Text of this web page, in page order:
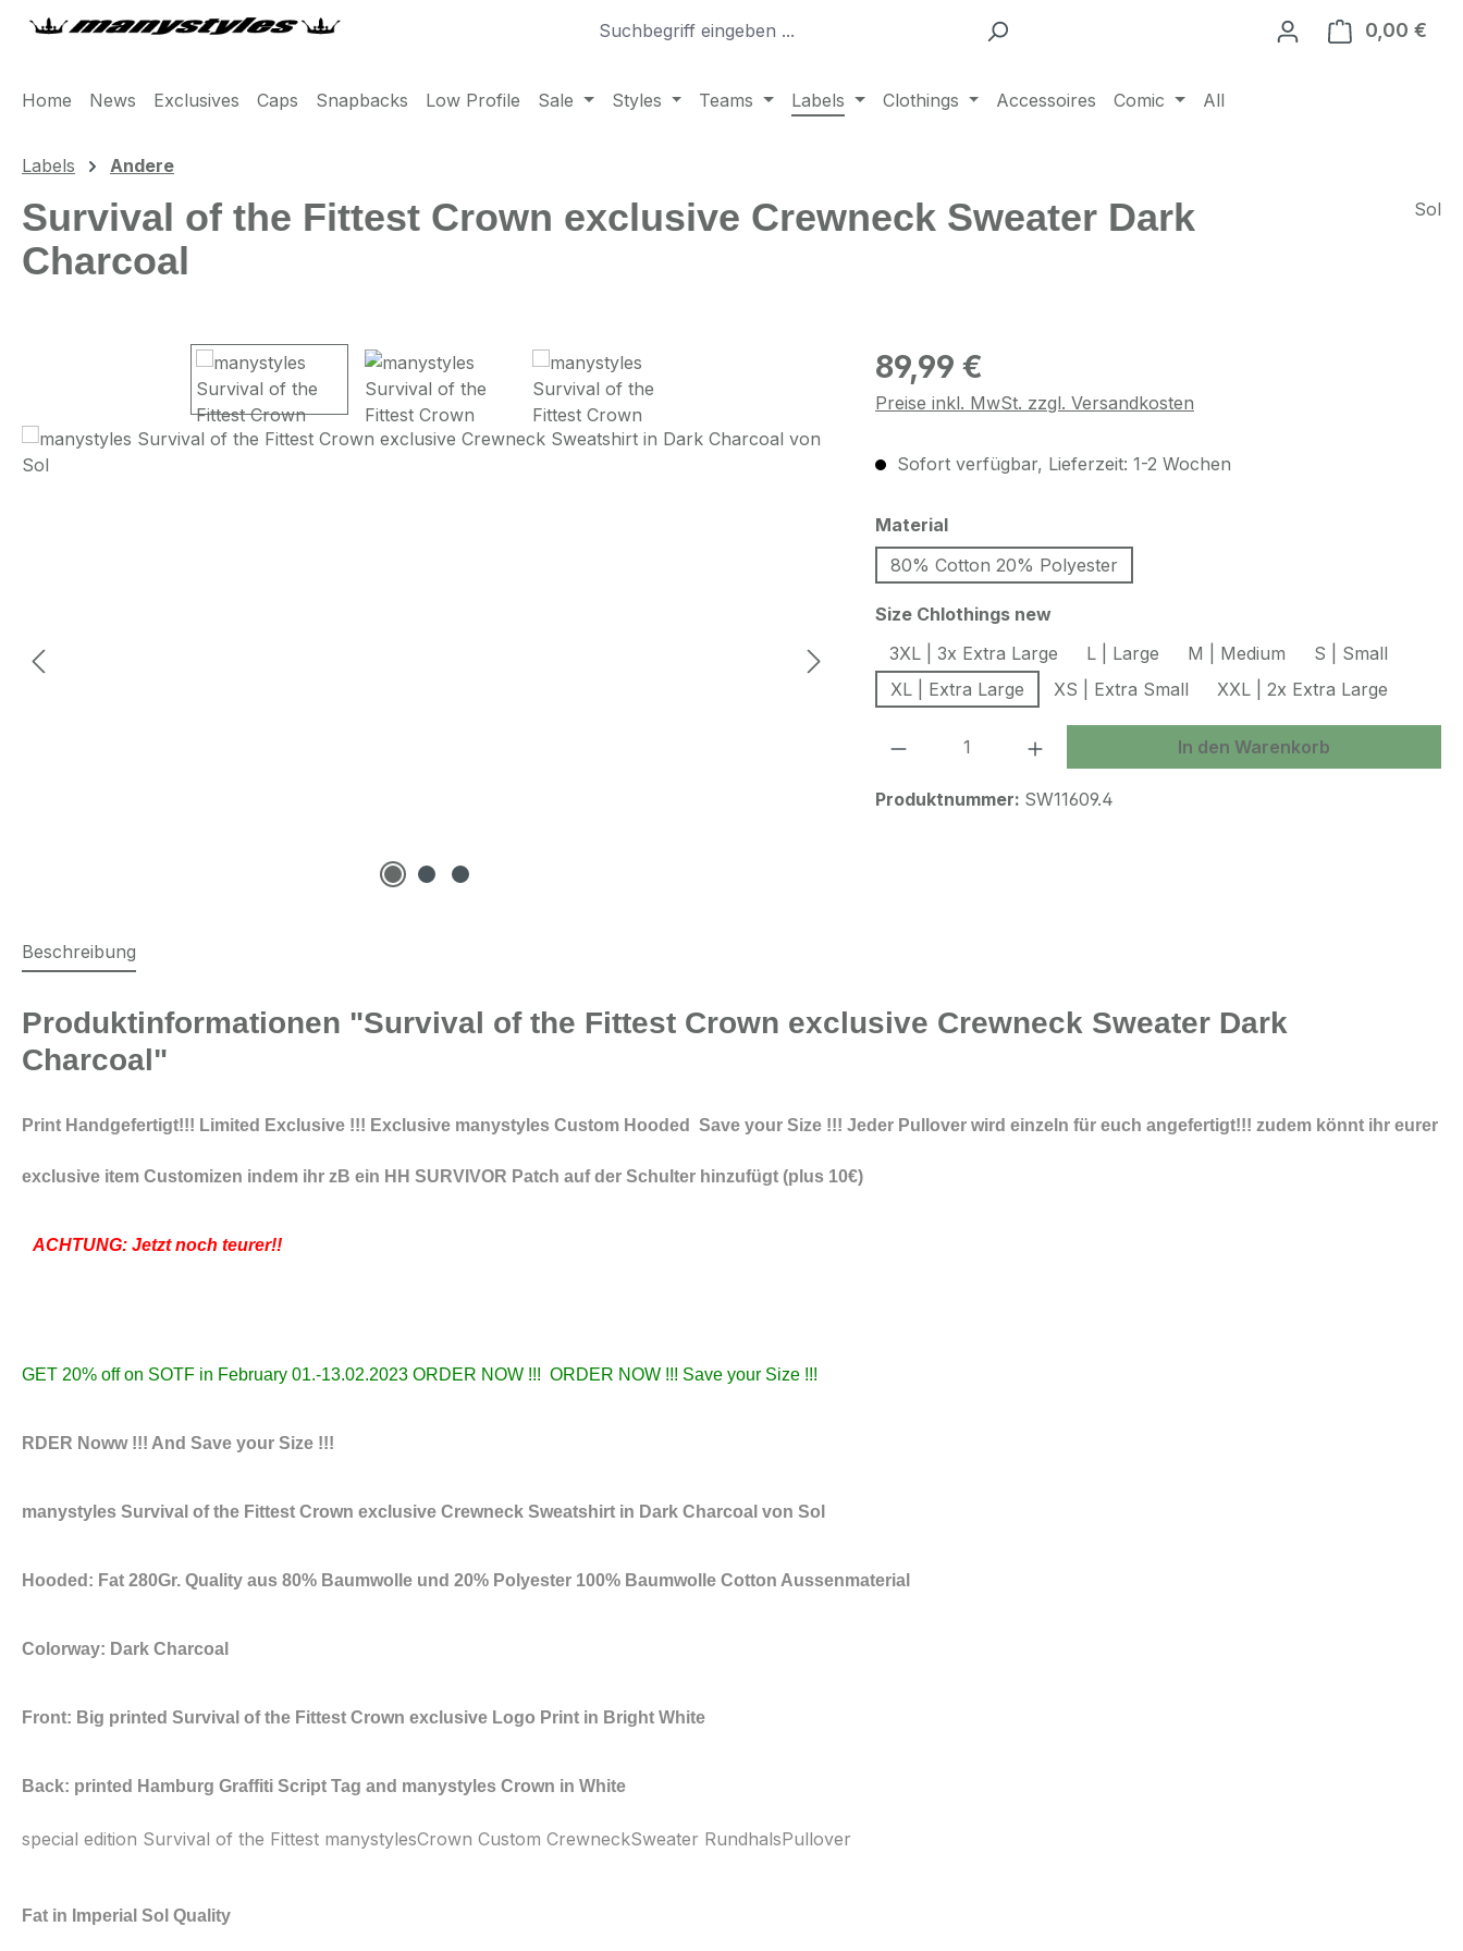
Hauptinhalt springen
Zur Suche springen
Zur Hauptnavigation springen 0,00 €
Home News Exclusives Caps Snapbacks Low Profile Sale Styles Teams Labels Clothings Accessoires Comic All
Labels Andere
Survival of the Fittest Crown exclusive Crewneck Sweater Dark
Charcoal
Sol
Bildergalerie überspringen Regulärer Preis:
89,99 €
Preise inkl. MwSt. zzgl. Versandkosten
Sofort verfügbar, Lieferzeit: 1-2 Wochen
Materialauswählen
80% Cotton 20% Polyester
Size Chlothings newauswählen
3XL | 3x Extra Large
L | Large M | Medium
S | Small
XL | Extra Large
XS | Extra Small XXL | 2x Extra Large
Produkt Anzahl: Gib den gewünschten Wert
In den Warenkorb
Produktnummer: SW11609.4
Beschreibung
Produktinformationen "Survival of the Fittest Crown exclusive Crewneck Sweater Dark
Charcoal"
Print Handgefertigt!!! Limited Exclusive !!! Exclusive manystyles Custom Hooded Save your Size !!! Jeder Pullover wird einzeln für euch angefertigt!!! zudem könnt ihr eurer
exclusive item Customizen indem ihr zB ein HH SURVIVOR Patch auf der Schulter hinzufügt (plus 10€)
ACHTUNG: Jetzt noch teurer!!
GET 20% off on SOTF in February 01.-13.02.2023 ORDER NOW !!! ORDER NOW !!! Save your Size !!!
RDER Noww !!! And Save your Size !!!
manystyles Survival of the Fittest Crown exclusive Crewneck Sweatshirt in Dark Charcoal von Sol
Hooded: Fat 280Gr. Quality aus 80% Baumwolle und 20% Polyester 100% Baumwolle Cotton Aussenmaterial
Colorway: Dark Charcoal
Front: Big printed Survival of the Fittest Crown exclusive Logo Print in Bright White
Back: printed Hamburg Graffiti Script Tag and manystyles Crown in White
special edition Survival of the Fittest manystylesCrown Custom CrewneckSweater RundhalsPullover
Fat in Imperial Sol Quality